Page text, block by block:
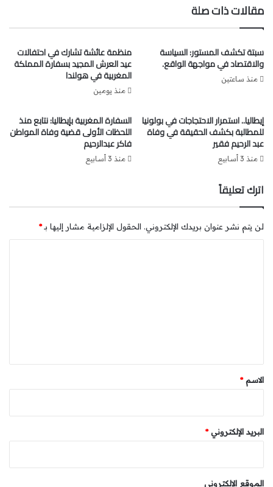
مقالات ذات صلة
سبتة تكشف المستور: السياسة
والاقتصاد في مواجهة الواقع.
منذ ساعتين
منظمة عائشة تشارك في احتفالات
عيد العرش المجيد بسفارة المملكة
المغربية في هولندا
منذ يومين
إيطاليا.. استمرار الاحتجاجات في بولونيا
للمطالبة بكشف الحقيقة في وفاة
عبد الرحيم فقير
منذ 3 أسابيع
السفارة المغربية بإيطاليا: نتابع منذ
اللحظات الأولى قضية وفاة المواطن
فاكر عبدالرحيم
منذ 3 أسابيع
اترك تعليقاً
لن يتم نشر عنوان بريدك الإلكتروني. الحقول الإلزامية مشار إليها بـ*
*
الاسم*
البريد الإلكتروني*
الموقع الإلكتروني